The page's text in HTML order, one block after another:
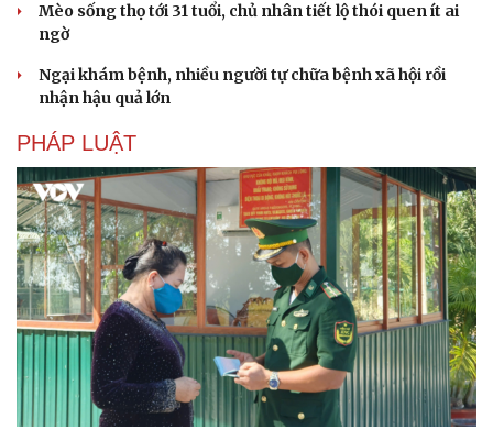
Mèo sống thọ tới 31 tuổi, chủ nhân tiết lộ thói quen ít ai
ngờ
Ngại khám bệnh, nhiều người tự chữa bệnh xã hội rồi
nhận hậu quả lớn
PHÁP LUẬT